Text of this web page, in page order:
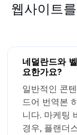
웹사이트
네덜란드와
요한가요?
일반적인 콘
드어 번역본
니다. 마케팅
경우, 플랜더